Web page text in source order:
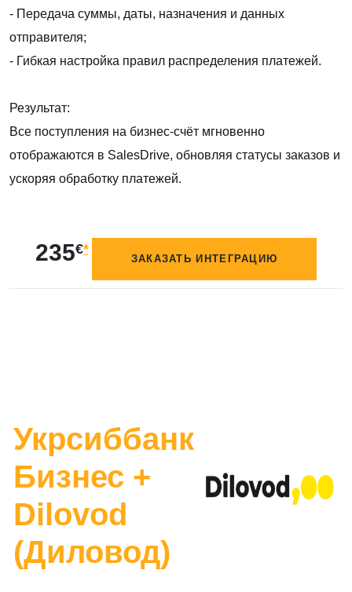
- Передача суммы, даты, назначения и данных
отправителя;
- Гибкая настройка правил распределения платежей.
Результат:
Все поступления на бизнес-счёт мгновенно
отображаются в SalesDrive, обновляя статусы заказов и
ускоряя обработку платежей.
235€*
ЗАКАЗАТЬ ИНТЕГРАЦИЮ
Укрсиббанк
Бизнес +
Dilovod
(Диловод)